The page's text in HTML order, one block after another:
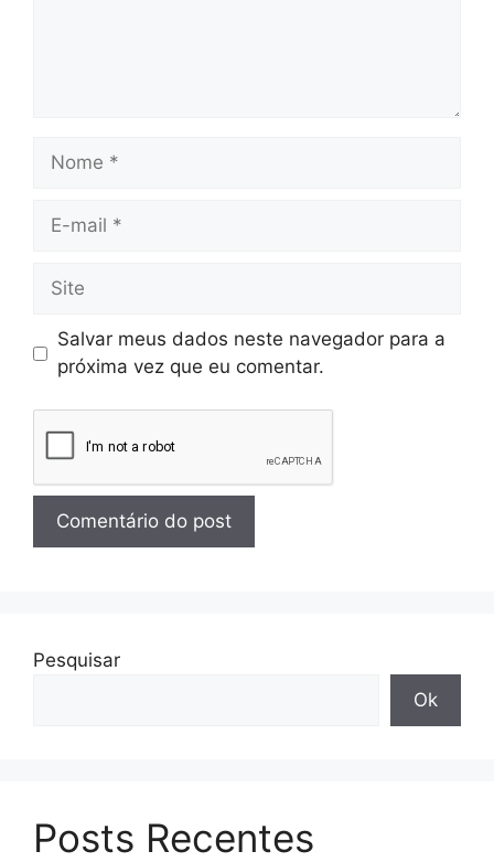
Salvar meus dados neste navegador para a
próxima vez que eu comentar.
Pesquisar
Ok
Posts Recentes